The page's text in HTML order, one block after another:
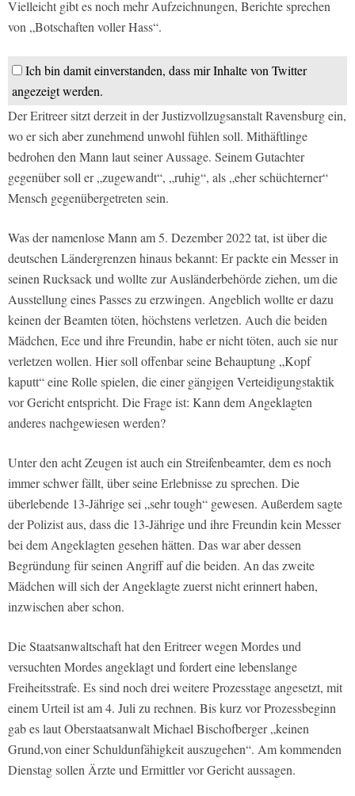
Vielleicht gibt es noch mehr Aufzeichnungen, Berichte sprechen
von „Botschaften voller Hass“.
Ich bin damit einverstanden, dass mir Inhalte von Twitter
angezeigt werden.
Der Eritreer sitzt derzeit in der Justizvollzugsanstalt Ravensburg ein,
wo er sich aber zunehmend unwohl fühlen soll. Mithäftlinge
bedrohen den Mann laut seiner Aussage. Seinem Gutachter
gegenüber soll er „zugewandt“, „ruhig“, als „eher schüchterner“
Mensch gegenübergetreten sein.
Was der namenlose Mann am 5. Dezember 2022 tat, ist über die
deutschen Ländergrenzen hinaus bekannt: Er packte ein Messer in
seinen Rucksack und wollte zur Ausländerbehörde ziehen, um die
Ausstellung eines Passes zu erzwingen. Angeblich wollte er dazu
keinen der Beamten töten, höchstens verletzen. Auch die beiden
Mädchen, Ece und ihre Freundin, habe er nicht töten, auch sie nur
verletzen wollen. Hier soll offenbar seine Behauptung „Kopf
kaputt“ eine Rolle spielen, die einer gängigen Verteidigungstaktik
vor Gericht entspricht. Die Frage ist: Kann dem Angeklagten
anderes nachgewiesen werden?
Unter den acht Zeugen ist auch ein Streifenbeamter, dem es noch
immer schwer fällt, über seine Erlebnisse zu sprechen. Die
überlebende 13-Jährige sei „sehr tough“ gewesen. Außerdem sagte
der Polizist aus, dass die 13-Jährige und ihre Freundin kein Messer
bei dem Angeklagten gesehen hätten. Das war aber dessen
Begründung für seinen Angriff auf die beiden. An das zweite
Mädchen will sich der Angeklagte zuerst nicht erinnert haben,
inzwischen aber schon.
Die Staatsanwaltschaft hat den Eritreer wegen Mordes und
versuchten Mordes angeklagt und fordert eine lebenslange
Freiheitsstrafe. Es sind noch drei weitere Prozesstage angesetzt, mit
einem Urteil ist am 4. Juli zu rechnen. Bis kurz vor Prozessbeginn
gab es laut Oberstaatsanwalt Michael Bischofberger „keinen
Grund,von einer Schuldunfähigkeit auszugehen“. Am kommenden
Dienstag sollen Ärzte und Ermittler vor Gericht aussagen.